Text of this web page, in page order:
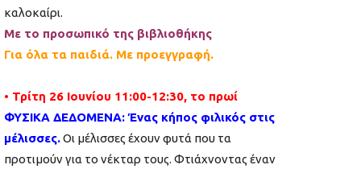
καλοκαίρι.
Με το προσωπικό της βιβλιοθήκης
Για όλα τα παιδιά. Με προεγγραφή.
• Τρίτη 26 Ιουνίου 11:00-12:30, το πρωί
ΦΥΣΙΚΑ ΔΕΔΟΜΕΝΑ: Ένας κήπος φιλικός στις
μέλισσες.Οι μέλισσες έχουν φυτά που τα
προτιμούν για το νέκταρ τους. Φτιάχνοντας έναν